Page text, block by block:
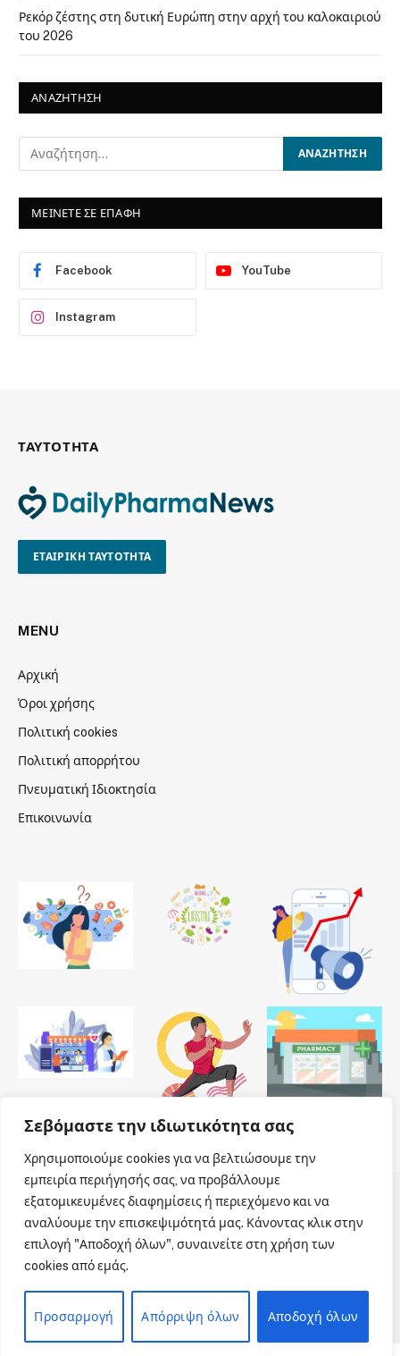
Σεβόμαστε την ιδιωτικότητα σας
Χρησιμοποιούμε cookies για να βελτιώσουμε την
εμπειρία περιήγησής σας, να προβάλλουμε
εξατομικευμένες διαφημίσεις ή περιεχόμενο και να
αναλύουμε την επισκεψιμότητά μας. Κάνοντας κλικ στην
επιλογή "Αποδοχή όλων", συναινείτε στη χρήση των
cookies από εμάς.
Προσαρμογή Απόρριψη όλων Αποδοχή όλων
Ρεκόρ ζέστης στη δυτική Ευρώπη στην αρχή του καλοκαιριού
του 2026
ΑΝΑΖΗΤΗΣΗ
ΜΕΙΝΕΤΕ ΣΕ ΕΠΑΦΗ
Facebook YouTube
Instagram
ΤΑΥΤΟΤΗΤΑ
ΕΤΑΙΡΙΚΗ ΤΑΥΤΟΤΗΤΑ
MENU
Αρχική
Όροι χρήσης
Πολιτική cookies
Πολιτική απορρήτου
Πνευματική Ιδιοκτησία
Επικοινωνία
© 2026 Dailypharmanews. Designed byDailypharmanews
Αρχική Όροι χρήσης
Πολιτική cookies
Πολιτική απορρήτου